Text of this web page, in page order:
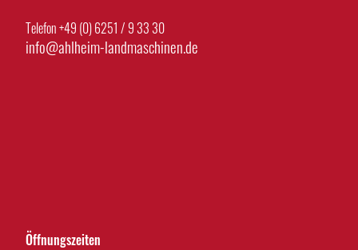
Telefon +49 (0) 6251 / 9 33 30
info@ahlheim-landmaschinen.de
Öffnungszeiten